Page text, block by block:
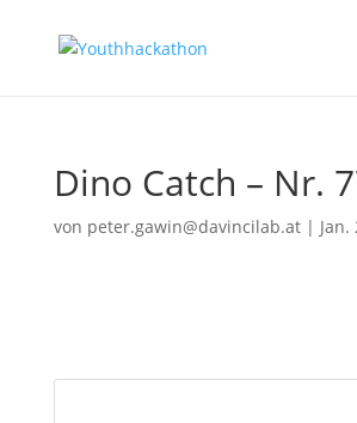
Dino Catch – Nr.
von peter.gawin@davincilab.at| Jan.